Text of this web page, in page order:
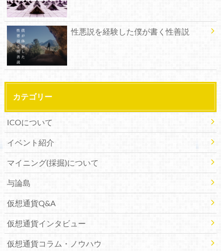
性悪説を経験した僕が書く性善説
カテゴリー
ICOについて
イベント紹介
マイニング(採掘)について
与論島
仮想通貨Q&A
仮想通貨インタビュー
仮想通貨コラム・ノウハウ